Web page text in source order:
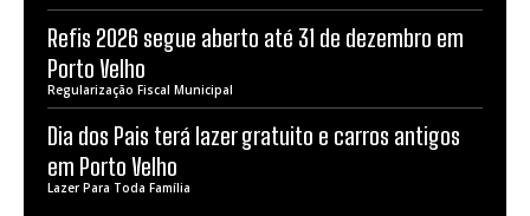
Refis 2026 segue aberto até 31 de dezembro em
Porto Velho
Regularização Fiscal Municipal
Dia dos Pais terá lazer gratuito e carros antigos
em Porto Velho
Lazer Para Toda Família